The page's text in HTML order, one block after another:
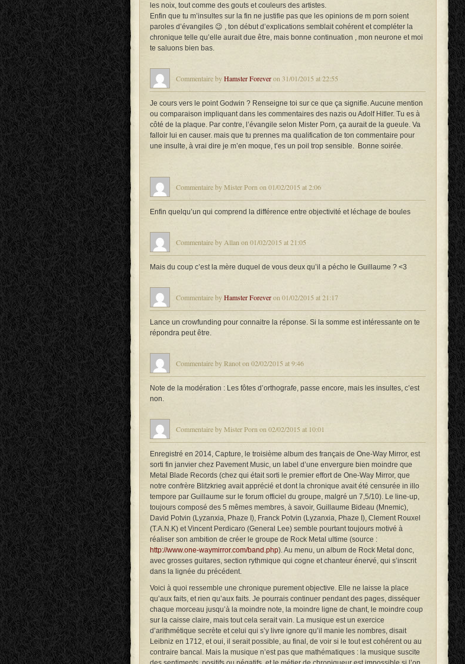
les noix, tout comme des gouts et couleurs des artistes.
Enfin que tu m’insultes sur la fin ne justifie pas que les opinions de m porn soient
paroles d’évangiles 😉 , ton début d’explications semblait cohérent et compléter la
chronique telle qu’elle aurait due être, mais bonne continuation , mon neurone et moi
te saluons bien bas.
Commentaire byHamster Foreveron 31/01/2015 at 22:55
Je cours vers le point Godwin ? Renseigne toi sur ce que ça signifie. Aucune mention
ou comparaison impliquant dans les commentaires des nazis ou Adolf Hitler. Tu es à
côté de la plaque. Par contre, l’évangile selon Mister Porn, ça aurait de la gueule. Va
falloir lui en causer. mais que tu prennes ma qualification de ton commentaire pour
une insulte, à vrai dire je m’en moque, t’es un poil trop sensible. Bonne soirée.
Commentaire by Mister Porn on 01/02/2015 at 2:06
Enfin quelqu’un qui comprend la différence entre objectivité et léchage de boules
Commentaire by Allan on 01/02/2015 at 21:05
Mais du coup c’est la mère duquel de vous deux qu’il a pécho le Guillaume ? <3
Commentaire byHamster Foreveron 01/02/2015 at 21:17
Lance un crowfunding pour connaitre la réponse. Si la somme est intéressante on te
répondra peut être.
Commentaire by Ranot on 02/02/2015 at 9:46
Note de la modération : Les fôtes d’orthografe, passe encore, mais les insultes, c’est
non.
Commentaire by Mister Porn on 02/02/2015 at 10:01
Enregistré en 2014, Capture, le troisième album des français de One-Way Mirror, est
sorti fin janvier chez Pavement Music, un label d’une envergure bien moindre que
Metal Blade Records (chez qui était sorti le premier effort de One-Way Mirror, que
notre confrère Blitzkrieg avait apprécié et dont la chronique avait été censurée in illo
tempore par Guillaume sur le forum officiel du groupe, malgré un 7,5/10). Le line-up,
toujours composé des 5 mêmes membres, à savoir, Guillaume Bideau (Mnemic),
David Potvin (Lyzanxia, Phaze I), Franck Potvin (Lyzanxia, Phaze I), Clement Rouxel
(T.A.N.K) et Vincent Perdicaro (General Lee) semble pourtant toujours motivé à
réaliser son ambition de créer le groupe de Rock Metal ultime (source :
http://www.one-waymirror.com/band.php). Au menu, un album de Rock Metal donc,
avec grosses guitares, section rythmique qui cogne et chanteur énervé, qui s’inscrit
dans la lignée du précédent.
Voici à quoi ressemble une chronique purement objective. Elle ne laisse la place
qu’aux faits, et rien qu’aux faits. Je pourrais continuer pendant des pages, disséquer
chaque morceau jusqu’à la moindre note, la moindre ligne de chant, le moindre coup
sur la caisse claire, mais tout cela serait vain. La musique est un exercice
d’arithmétique secrète et celui qui s’y livre ignore qu’il manie les nombres, disait
Leibniz en 1712, et oui, il serait possible, au final, de voir si le tout est cohérent ou au
contraire bancal. Mais la musique n’est pas que mathématiques : la musique suscite